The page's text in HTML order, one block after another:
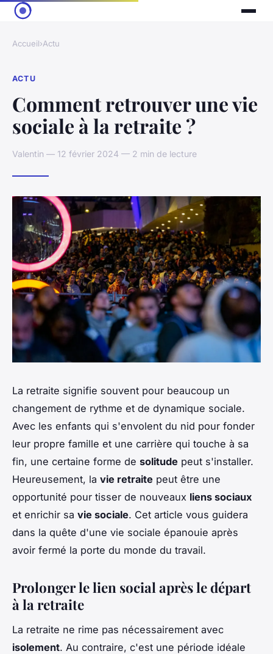
Accueil›Actu
ACTU
Comment retrouver une vie
sociale à la retraite ?
Valentin — 12 février 2024 — 2 min de lecture
La retraite signifie souvent pour beaucoup un
changement de rythme et de dynamique sociale.
Avec les enfants qui s'envolent du nid pour fonder
leur propre famille et une carrière qui touche à sa
fin, une certaine forme de solitude peut s'installer.
Heureusement, la vie retraite peut être une
opportunité pour tisser de nouveaux liens sociaux
et enrichir sa vie sociale. Cet article vous guidera
dans la quête d'une vie sociale épanouie après
avoir fermé la porte du monde du travail.
Prolonger le lien social après le départ
à la retraite
La retraite ne rime pas nécessairement avec
isolement. Au contraire, c'est une période idéale